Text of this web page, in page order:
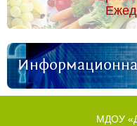
МДОУ